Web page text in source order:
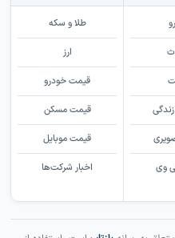
وی
طلا و سکه
ارز
قیمت خودرو
قیمت مسکن
قیمت موبایل
اخبار شرکت‌ها